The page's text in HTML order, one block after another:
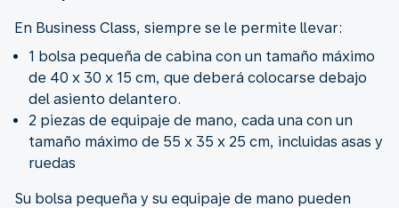
En Business Class, siempre se le permite llevar:
1 bolsa pequeña de cabina con un tamaño máximo
de 40 x 30 x 15 cm, que deberá colocarse debajo
del asiento delantero.
2 piezas de equipaje de mano, cada una con un
tamaño máximo de 55 x 35 x 25 cm, incluidas asas y
ruedas
Su bolsa pequeña y su equipaje de mano pueden